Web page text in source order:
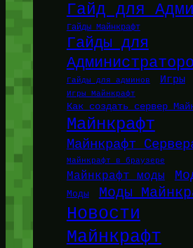
Гайд для
Гайды Майнкрафт
Гайды для
Гайды для админов Игры
Игры Майнкрафт
Как создать сервер
Майнкрафт
Майнкрафт
Майнкрафт в браузере
Майнкрафт моды
Моды Моды
Новости
Майнкрафт